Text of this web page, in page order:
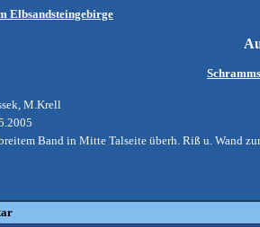
Elbsandsteingebirge
M.Krell
Band in Mitte Talseite überh. Riß u. Wand